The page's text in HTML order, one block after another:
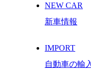
NEW CAR
新車情報
IMPORT
自動車の輸